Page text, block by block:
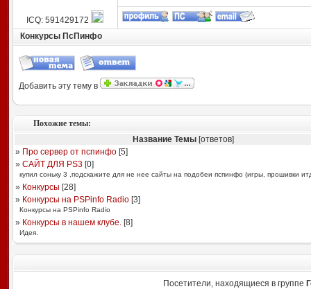
ICQ: 591429172
Конкурсы ПсПинфо
Добавить эту тему в
Похожие темы:
Название Темы [ответов]
» Про сервер от пспинфо[5]
» САЙТ ДЛЯ PS3[0]
купил соньку 3 ,подскажите для не нее сайты на подобеи пспинфо (игры, прошивки
» Конкурсы [28]
» Конкурсы на PSPinfo Radio[3]
Конкурсы на PSPinfo Radio
» Конкурсы в нашем клубе.[8]
Идея.
Посетители, находящиеся в группе